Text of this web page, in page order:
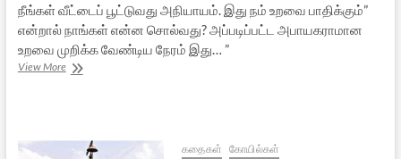
நீங்கள் வீட்டைப் பூட்டுவது அநியாயம். இது நம் உறவை பாதிக்கும்”
என்றால் நாங்கள் என்ன சொல்வது? அப்படிப்பட்ட அபாயகராமான
உறவை முறிக்க வேண்டிய நேரம் இது… ”
View Moreவரலாற்றின்
ஷவுக்கத்
கதைகள் கோயில்கள்